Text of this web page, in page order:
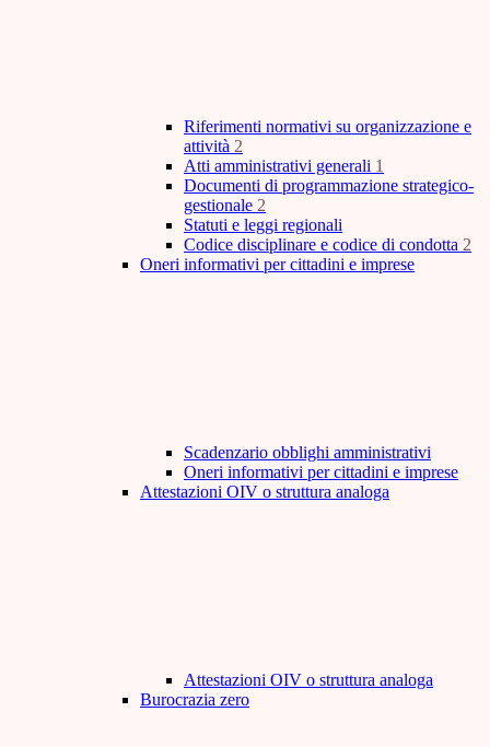
Riferimenti normativi su organizzazione e
attività 2
Atti amministrativi generali 1
Documenti di programmazione strategico-
gestionale 2
Statuti e leggi regionali
Codice disciplinare e codice di condotta 2
Oneri informativi per cittadini e imprese
Scadenzario obblighi amministrativi
Oneri informativi per cittadini e imprese
Attestazioni OIV o struttura analoga
Attestazioni OIV o struttura analoga
Burocrazia zero